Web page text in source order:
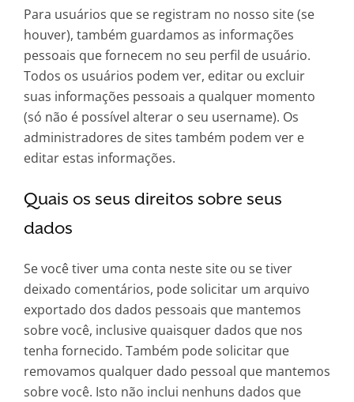
Para usuários que se registram no nosso site (se
houver), também guardamos as informações
pessoais que fornecem no seu perfil de usuário.
Todos os usuários podem ver, editar ou excluir
suas informações pessoais a qualquer momento
(só não é possível alterar o seu username). Os
administradores de sites também podem ver e
editar estas informações.
Quais os seus direitos sobre seus
dados
Se você tiver uma conta neste site ou se tiver
deixado comentários, pode solicitar um arquivo
exportado dos dados pessoais que mantemos
sobre você, inclusive quaisquer dados que nos
tenha fornecido. Também pode solicitar que
removamos qualquer dado pessoal que mantemos
sobre você. Isto não inclui nenhuns dados que